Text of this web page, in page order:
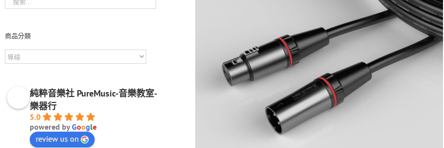
商品分類
純粹音樂社 PureMusic-音樂教室-
樂器行
5.0
powered byGoogle
review us on